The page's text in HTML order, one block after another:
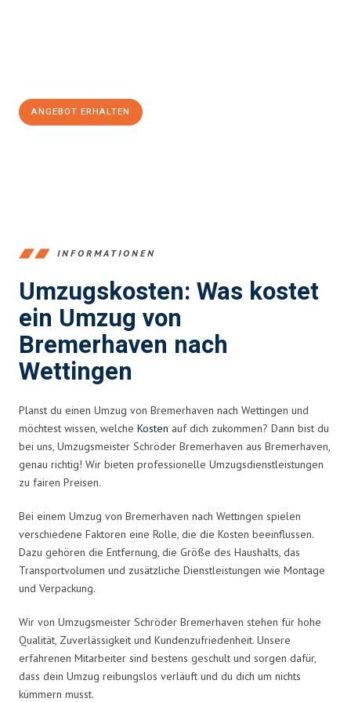
ANGEBOT ERHALTEN
INFORMATIONEN
Umzugskosten: Was kostet
ein Umzug von
Bremerhaven nach
Wettingen
Planst du einen Umzug von Bremerhaven nach Wettingen und
möchtest wissen, welche Kosten auf dich zukommen? Dann bist du
bei uns, Umzugsmeister Schröder Bremerhaven aus Bremerhaven,
genau richtig! Wir bieten professionelle Umzugsdienstleistungen
zu fairen Preisen.
Bei einem Umzug von Bremerhaven nach Wettingen spielen
verschiedene Faktoren eine Rolle, die die Kosten beeinflussen.
Dazu gehören die Entfernung, die Größe des Haushalts, das
Transportvolumen und zusätzliche Dienstleistungen wie Montage
und Verpackung.
Wir von Umzugsmeister Schröder Bremerhaven stehen für hohe
Qualität, Zuverlässigkeit und Kundenzufriedenheit. Unsere
erfahrenen Mitarbeiter sind bestens geschult und sorgen dafür,
dass dein Umzug reibungslos verläuft und du dich um nichts
kümmern musst.